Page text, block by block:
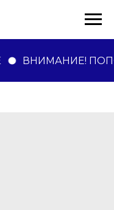
ВНИМАНИЕ!